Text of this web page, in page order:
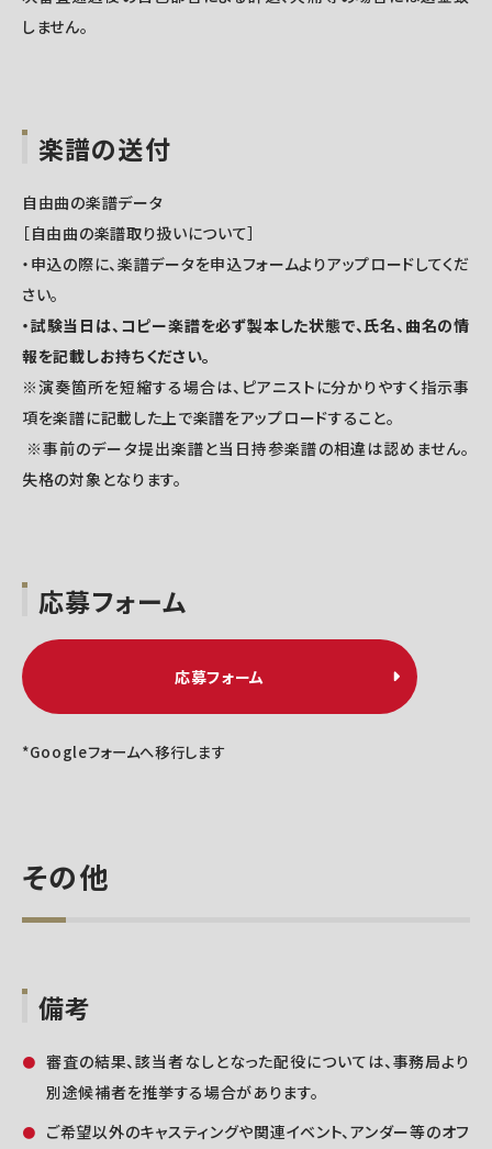
しません。
楽譜の送付
自由曲の楽譜データ
［自由曲の楽譜取り扱いについて］
・申込の際に、楽譜データを申込フォームよりアップロードしてくだ
さい。
・試験当日は、コピー楽譜を必ず製本した状態で、氏名、曲名の情
報を記載しお持ちください。
※演奏箇所を短縮する場合は、ピアニストに分かりやすく指示事
項を楽譜に記載した上で楽譜をアップロードすること。
※事前のデータ提出楽譜と当日持参楽譜の相違は認めません。
失格の対象となります。
応募フォーム
応募フォーム
*Googleフォームへ移行します
その他
備考
審査の結果、該当者なしとなった配役については、事務局より
別途候補者を推挙する場合があります。
ご希望以外のキャスティングや関連イベント、アンダー等のオフ